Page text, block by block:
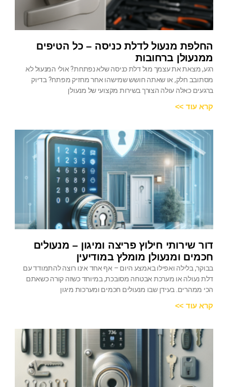
החלפת מנעול לדלת כניסה – כל הטיפים
ממנעולן ברחובות
רגע, מצאת את עצמך מול דלת כניסה שלא נפתחת? אולי המנעול לא
מסתובב חלק, או שאתה חושש שמישהו אחר מחזיק מפתח? בדיוק
ברגעים כאלה עולה הצורך בשירות מקצועי של מנעולן
קרא עוד >>
דור שירותי חילוץ פריצה ומיגון – מנעולים
חכמים ומנעולן מומלץ במודיעין
בבוקר, בלילה ואפילו באמצע היום – אף אחד אינו רוצה להתמודד עם
דלת נעולה או מערכת אבטחה מסובכת, במיוחד כשזה קורה כשאתם
הכי ממהרים. בעידן שבו מנעולים חכמים ומערכות מיגון
קרא עוד >>